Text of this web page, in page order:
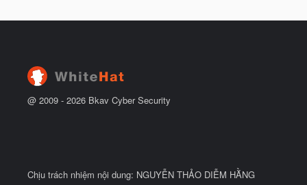
@ 2009 - 2026 Bkav Cyber Security
Chịu trách nhiệm nội dung: NGUYỄN THẢO DIỄM HẰNG